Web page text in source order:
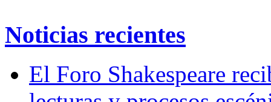
Noticias recientes
El Foro Shakespeare